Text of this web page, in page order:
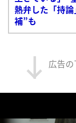
熱弁した「持
補”も
広告